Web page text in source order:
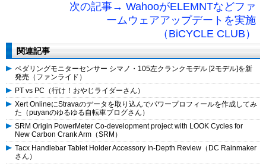
次の記事→ WahooがELEMNTなどファ
ームウェアアップデートを実施
（BiCYCLE CLUB）
関連記事
ペダリングモニターセンサー シマノ・105左クランクモデル [2モデル]を新
発売（ファンライド）
PT vs PC（行け！おやじライダーさん）
Xert OnlineにStravaのデータを取り込んでパワープロフィールを作成してみ
た（puyanのゆるゆる自転車ブログさん）
SRM Origin PowerMeter Co-development project with LOOK Cycles for
New Carbon Crank Arm（SRM）
Tacx Handlebar Tablet Holder Accessory In-Depth Review（DC Rainmaker
さん）